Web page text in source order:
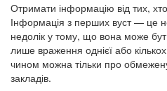
Отримати інформацію від тих,
Інформація з перших вуст — це
недолік у тому, що вона може
лише враження однієї або
чином можна тільки про обмежену
закладів.